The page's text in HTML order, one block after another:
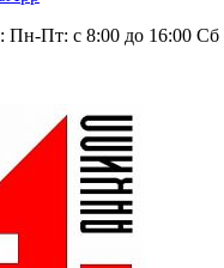
Пн-Пт: с 8:00 до 16:00